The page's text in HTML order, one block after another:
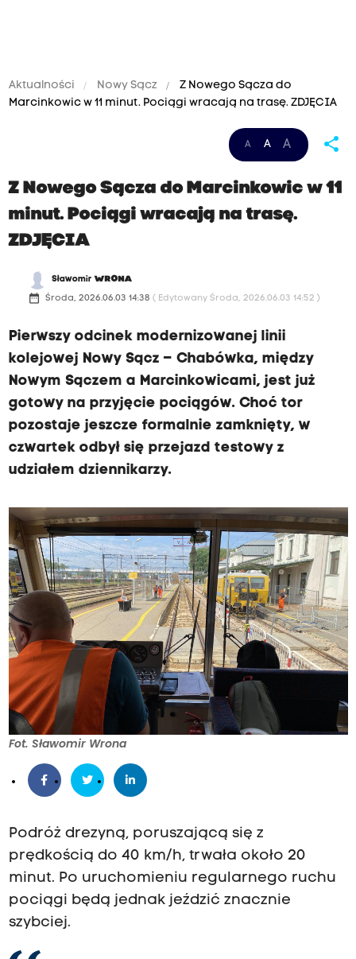
Aktualności Nowy Sącz
Z Nowego Sącza do
Marcinkowic w 11 minut. Pociągi wracają na trasę. ZDJĘCIA
A A A share
Z Nowego Sącza do Marcinkowic w 11
minut. Pociągi wracają na trasę.
ZDJĘCIA
SławomirWRONA
date_range Środa, 2026.06.03 14:38 ( Edytowany Środa, 2026.06.03 14:52 )
Pierwszy odcinek modernizowanej linii
kolejowej Nowy Sącz – Chabówka, między
Nowym Sączem a Marcinkowicami, jest już
gotowy na przyjęcie pociągów. Choć tor
pozostaje jeszcze formalnie zamknięty, w
czwartek odbył się przejazd testowy z
udziałem dziennikarzy.
Fot. Sławomir Wrona
Podróż drezyną, poruszającą się z
prędkością do 40 km/h, trwała około 20
minut. Po uruchomieniu regularnego ruchu
pociągi będą jednak jeździć znacznie
szybciej.